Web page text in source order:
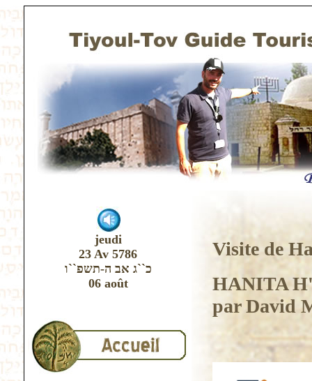
jeudi
23 Av 5786
כ``ג אב ה-תשפ``ו
06 août
Visite de
HANITA
par David